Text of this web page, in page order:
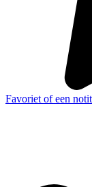
Favoriet of een